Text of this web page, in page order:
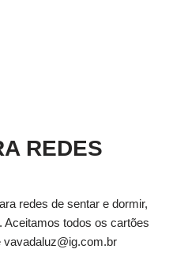
REDES
redes de sentar e dormir,
Aceitamos todos os cartões
vavadaluz@ig.com.br